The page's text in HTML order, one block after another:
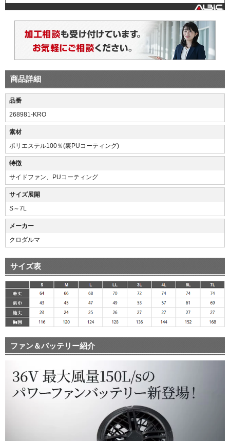
商品詳細
品番
268981-KRO
素材
ポリエステル100％(裏PUコーティング)
特徴
サイドファン、PUコーティング
サイズ展開
S～7L
メーカー
クロダルマ
サイズ表
ファン＆バッテリー紹介